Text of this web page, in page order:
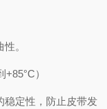
。
）
定性，防止皮带发